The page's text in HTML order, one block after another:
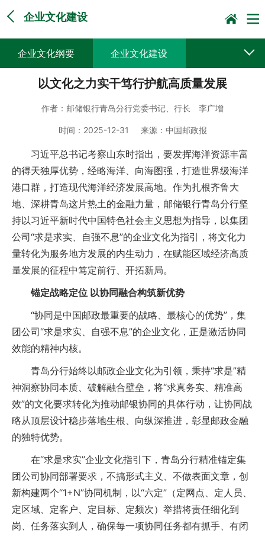
企业文化建设
企业文化纲要 企业文化建设
以文化之力实干笃行护航高质量发展
作者： 邮储银行青岛分行党委书记、行长 李广增
时间： 2025-12-31 来源： 中国邮政报
习近平总书记考察山东时指出，要发挥海洋资源丰富
的得天独厚优势，经略海洋、向海图强，打造世界级海洋
港口群，打造现代海洋经济发展高地。作为扎根齐鲁大
地、深耕青岛这片热土的金融力量，邮储银行青岛分行坚
持以习近平新时代中国特色社会主义思想为指导，以集团
公司“求是求实、自强不息”的企业文化为指引，将文化力
量转化为服务地方发展的内生动力，在赋能区域经济高质
量发展的征程中笃定前行、开拓新局。
锚定战略定位 以协同融合构筑新优势
“协同是中国邮政最重要的战略、最核心的优势”，集
团公司“求是求实、自强不息”的企业文化，正是激活协同
效能的精神内核。
青岛分行始终以邮政企业文化为引领，秉持“求是”精
神洞察协同本质、破解融合壁垒，将“求真务实、精准高
效”的文化要求转化为推动邮银协同的具体行动，让协同战
略从顶层设计稳步落地生根、向纵深推进，彰显邮政金融
的独特优势。
在“求是求实”企业文化指引下，青岛分行精准锚定集
团公司协同部署要求，不搞形式主义、不做表面文章，创
新构建两个“1+N”协同机制，以“六定”（定网点、定人员、
定区域、定客户、定目标、定频次）举措将责任细化到
岗、任务落实到人，确保每一项协同任务都有抓手、有闭